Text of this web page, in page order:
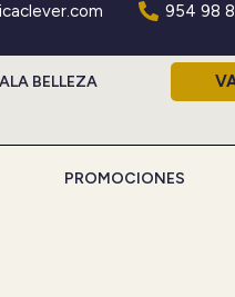
954 98
BELLEZA
PROMOCIONES